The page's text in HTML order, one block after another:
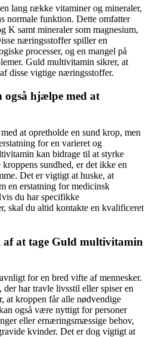
lang række vitaminer og mineraler,
normale funktion. Dette omfatter
K samt mineraler som magnesium,
næringsstoffer spiller en
processer, og en mangel på
Guld multivitamin sikrer, at
disse vigtige næringsstoffer.
hjælpe med at
at opretholde en sund krop, men
for en varieret og
kan bidrage til at styrke
sundhed, er det ikke en
Det er vigtigt at huske, at
en erstatning for medicinsk
du har specifikke
skal du altid kontakte en kvalificeret
at tage Guld multivitamin
for en bred vifte af mennesker.
har travle livsstil eller spiser en
at kroppen får alle nødvendige
også være nyttigt for personer
eller ernæringsmæssige behov,
kvinder. Det er dog vigtigt at